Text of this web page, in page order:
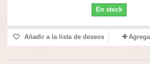
En stock
Añadir a la lista de deseos